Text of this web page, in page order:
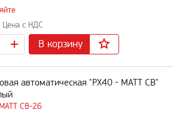
В корзину
CB-26
автоматическая "PX40 - MATT CB"